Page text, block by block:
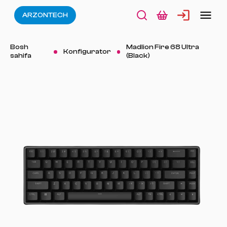
ARZONTECH
Bosh
sahifa
Konfigurator
Madlion Fire 68 Ultra
(Black)